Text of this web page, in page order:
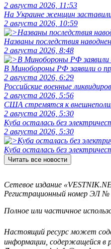
2 августа 2026, 11:53
На Украине женщин заставили
2 августа 2026, 10:59
Названы последствия
2 августа 2026, 8:48
В Минобороны РФ заявили о
2 августа 2026, 6:29
Российские военные
2 августа 2026, 5:56
США стремятся к
2 августа 2026, 5:30
Куба осталась без
2 августа 2026, 5:30
Куба осталась без
Читать все новости
Сетевое издание
Регистрационный номер ЭЛ
Полное или частичное
Настоящий ресурс может
информации, содержащейся в